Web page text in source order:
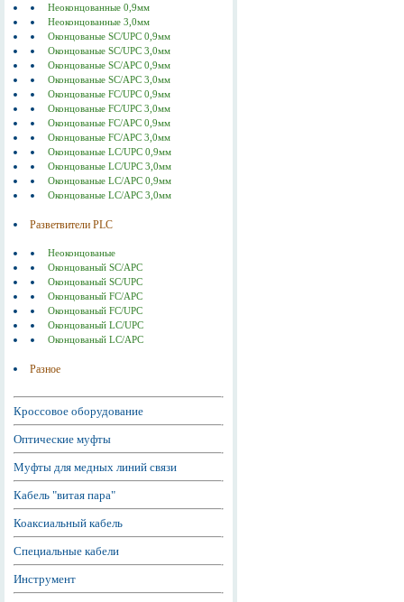
Неоконцованные 0,9мм
Неоконцованные 3,0мм
Оконцованые SC/UPC 0,9мм
Оконцованые SC/UPC 3,0мм
Оконцованые SC/АPC 0,9мм
Оконцованые SC/АPC 3,0мм
Оконцованые FC/UPC 0,9мм
Оконцованые FC/UPC 3,0мм
Оконцованые FC/АPC 0,9мм
Оконцованые FC/АPC 3,0мм
Оконцованые LC/UPC 0,9мм
Оконцованые LC/UPC 3,0мм
Оконцованые LC/АPC 0,9мм
Оконцованые LC/АPC 3,0мм
Разветвители PLC
Неоконцованые
Оконцованый SC/APC
Оконцованый SC/UPC
Оконцованый FC/APC
Оконцованый FC/UPC
Оконцованый LC/UPC
Оконцованый LC/APC
Разное
Кроссовое оборудование
Оптические муфты
Муфты для медных линий связи
Кабель "витая пара"
Коаксиальный кабель
Специальные кабели
Инструмент